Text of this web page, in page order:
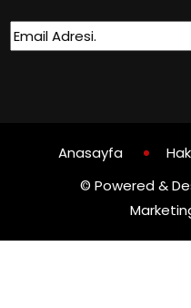
Anasayfa
© Powered &